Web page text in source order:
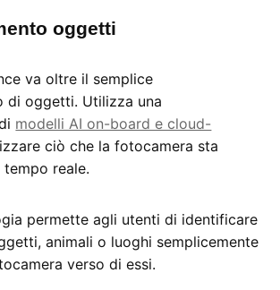
oggetti
va oltre il semplice
di oggetti. Utilizza una
modelli AI on-board e cloud-
ciò che la fotocamera sta
reale.
permette agli utenti di identificare
animali o luoghi semplicemente
verso di essi.